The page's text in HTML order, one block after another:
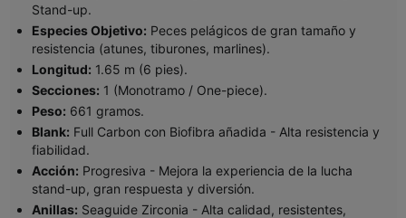
Stand-up.
Especies Objetivo: Peces pelágicos de gran tamaño y
resistencia (atunes, tiburones, marlines).
Longitud: 1.65 m (6 pies).
Secciones: 1 (Monotramo / One-piece).
Peso: 661 gramos.
Blank: Full Carbon con Biofibra añadida - Alta resistencia y
fiabilidad.
Acción: Progresiva - Mejora la experiencia de la lucha
stand-up, gran respuesta y diversión.
Anillas: Seaguide Zirconia - Alta calidad, resistentes,